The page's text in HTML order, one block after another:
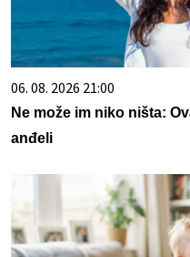
06. 08. 2026 21:00
Ne može im niko ništa:
anđeli